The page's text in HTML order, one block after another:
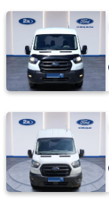
DURATORQ
ÇİFT KABİN
350
LF
350
M
M
ÇİFT
KABİN
350 M
KAMYONET
350